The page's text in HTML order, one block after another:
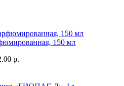
150 мл
р.